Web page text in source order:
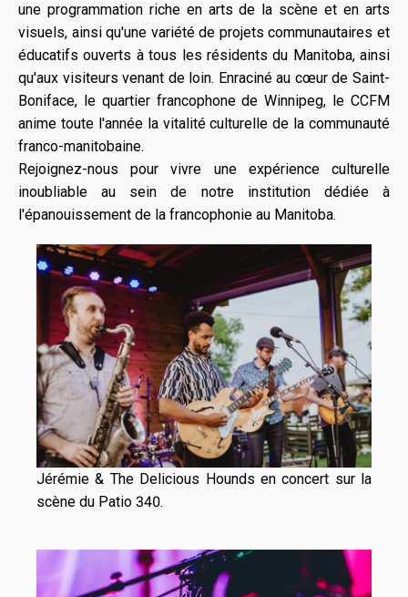
une programmation riche en arts de la scène et en arts
visuels, ainsi qu'une variété de projets communautaires et
éducatifs ouverts à tous les résidents du Manitoba, ainsi
qu'aux visiteurs venant de loin. Enraciné au cœur de Saint-
Boniface, le quartier francophone de Winnipeg, le CCFM
anime toute l'année la vitalité culturelle de la communauté
franco-manitobaine.
Rejoignez-nous pour vivre une expérience culturelle
inoubliable au sein de notre institution dédiée à
l'épanouissement de la francophonie au Manitoba.
Jérémie & The Delicious Hounds en concert sur la
scène du Patio 340.